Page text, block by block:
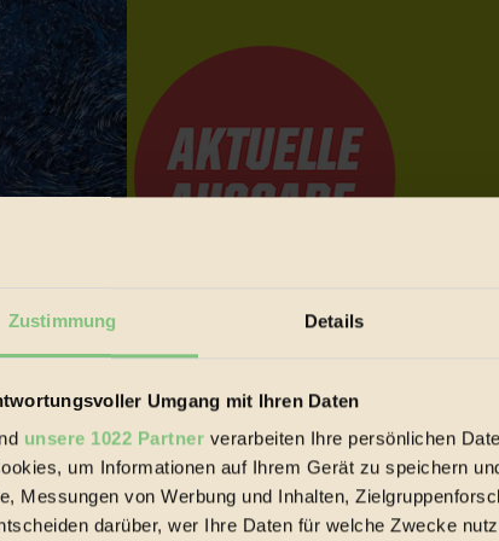
Zustimmung Details
Umgang mit Ihren Daten
unsere 1022 Partner verarbeiten Ihre persönlichen
um Informationen auf Ihrem Gerät zu speichern
Messungen von Werbung und Inhalten,
darüber, wer Ihre Daten für welche Zwecke
Ozean und seine Bewegungen festzuhalten.
im Freilandhühnerbetrieb vorbeischauen.
sich in Mitteleuropa inziwschen oft zu Hause.
die nach Entleerung voll wieder zu dir zurückkommen.